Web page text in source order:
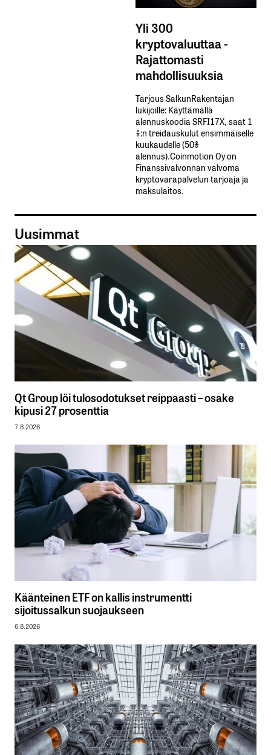
Yli 300
kryptovaluuttaa -
Rajattomasti
mahdollisuuksia
Tarjous SalkunRakentajan
lukijoille: Käyttämällä​ ​
alennuskoodia​ ​SRFI17X,​ ​saat​ ​1
%:n treidauskulut​ ​ensimmäiselle​ ​
kuukaudelle​ ​(50%​ ​
alennus).Coinmotion Oy on
Finanssivalvonnan valvoma
kryptovarapalvelun tarjoaja ja
maksulaitos.
Uusimmat
Qt Group löi tulosodotukset reippaasti – osake
kipusi 27 prosenttia
7.8.2026
Käänteinen ETF on kallis instrumentti
sijoitussalkun suojaukseen
6.8.2026